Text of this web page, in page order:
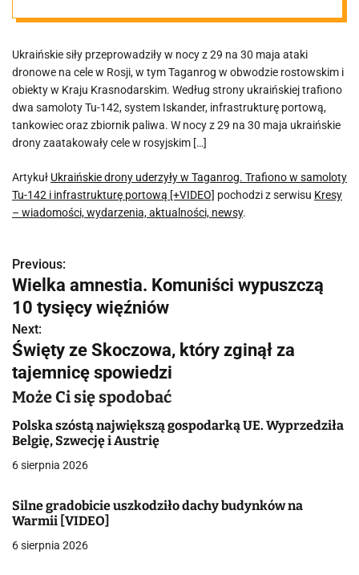
samoloty Tu-
142 i
infrastrukturę
portową
[+VIDEO]
Ukraińskie siły przeprowadziły w nocy z 29 na 30 maja ataki
dronowe na cele w Rosji, w tym Taganrog w obwodzie rostowskim i
obiekty w Kraju Krasnodarskim. Według strony ukraińskiej trafiono
dwa samoloty Tu-142, system Iskander, infrastrukturę portową,
tankowiec oraz zbiornik paliwa. W nocy z 29 na 30 maja ukraińskie
drony zaatakowały cele w rosyjskim […]
Artykuł Ukraińskie drony uderzyły w Taganrog. Trafiono w samoloty
Tu-142 i infrastrukturę portową [+VIDEO] pochodzi z serwisu Kresy
– wiadomości, wydarzenia, aktualności, newsy.
N
a
w
i
g
a
c
a
w
Previous:
Wielka amnestia. Komuniści wypuszczą
10 tysięcy więźniów
Next:
Święty ze Skoczowa, który zginął za
tajemnicę spowiedzi
Może Ci się spodobać
Polska szóstą największą gospodarką UE. Wyprzedziła
Belgię, Szwecję i Austrię
6 sierpnia 2026
Silne gradobicie uszkodziło dachy budynków na
Warmii [VIDEO]
6 sierpnia 2026